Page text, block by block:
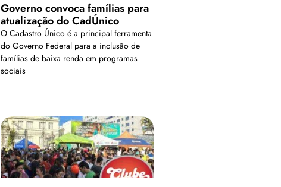
Governo convoca famílias para
atualização do CadÚnico
O Cadastro Único é a principal ferramenta
do Governo Federal para a inclusão de
famílias de baixa renda em programas
sociais